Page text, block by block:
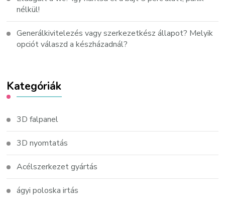
nélkül!
Generálkivitelezés vagy szerkezetkész állapot? Melyik
opciót válaszd a készházadnál?
Kategóriák
3D falpanel
3D nyomtatás
Acélszerkezet gyártás
ágyi poloska irtás